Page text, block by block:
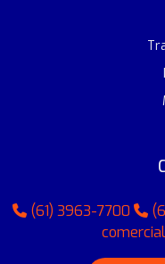
(61) 3963-7700